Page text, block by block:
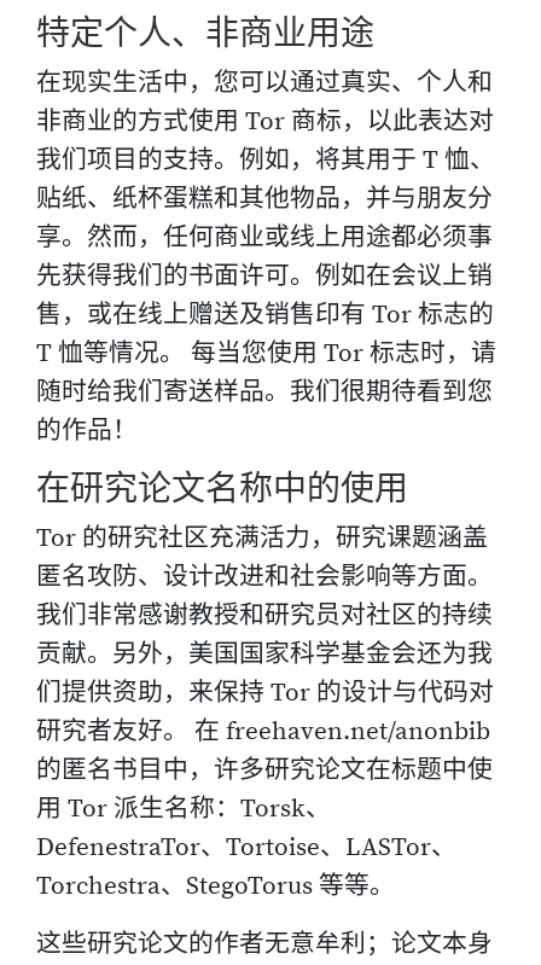
特定个人、非商业用途
在现实生活中，您可以通过真实、个人和
非商业的方式使用 Tor 商标，以此表达对
我们项目的支持。例如，将其用于 T 恤、
贴纸、纸杯蛋糕和其他物品，并与朋友分
享。然而，任何商业或线上用途都必须事
先获得我们的书面许可。例如在会议上销
售，或在线上赠送及销售印有 Tor 标志的
T 恤等情况。 每当您使用 Tor 标志时，请
随时给我们寄送样品。我们很期待看到您
的作品！
在研究论文名称中的使用
Tor 的研究社区充满活力，研究课题涵盖
匿名攻防、设计改进和社会影响等方面。
我们非常感谢教授和研究员对社区的持续
贡献。另外，美国国家科学基金会还为我
们提供资助，来保持 Tor 的设计与代码对
研究者友好。 在 freehaven.net/anonbib
的匿名书目中，许多研究论文在标题中使
用 Tor 派生名称：Torsk、
DefenestraTor、Tortoise、LASTor、
Torchestra、StegoTorus 等等。
这些研究论文的作者无意牟利；论文本身